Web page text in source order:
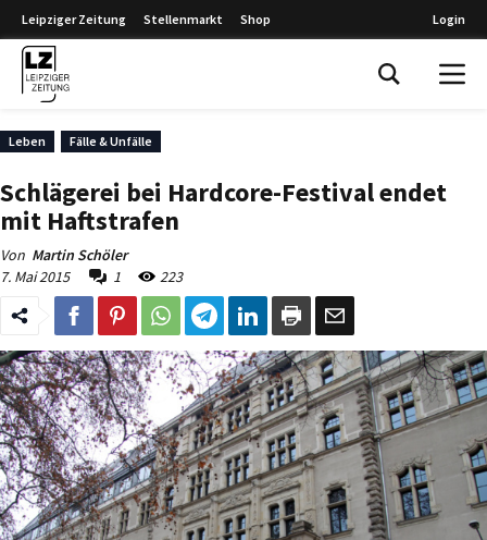
Leipziger Zeitung Stellenmarkt Shop Login
Leben Fälle & Unfälle
Schlägerei bei Hardcore-Festival endet
mit Haftstrafen
Von Martin Schöler
7. Mai 2015
1 223